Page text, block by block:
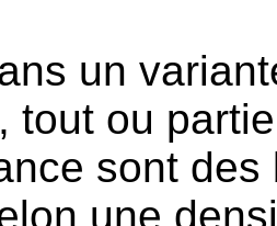
un
tout ou
sont
une